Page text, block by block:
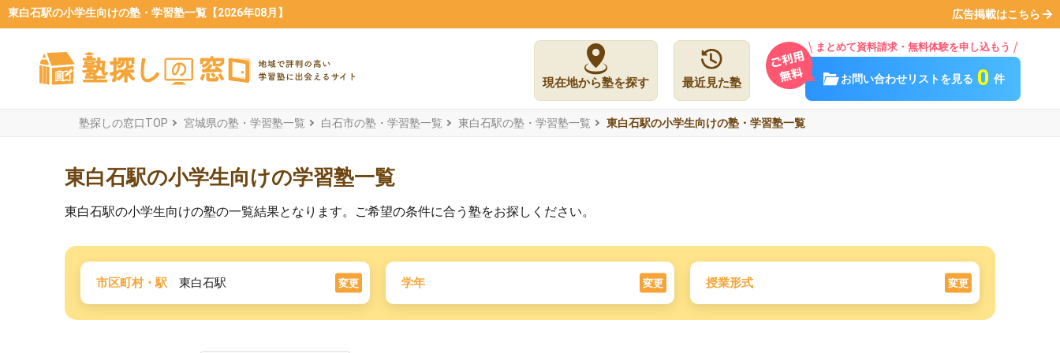
東白石駅の小学生向けの塾・学習塾一覧【2026年08月】 広告掲載はこちら
現在地から塾を探す 最近見た塾
まとめて資料請求・無料体験を申し込もう
お問い合わせリストを見る 0 件
塾探しの窓口TOP 宮城県の塾・学習塾一覧 白石市の塾・学習塾一覧 東白石駅の塾・学習塾一覧 東白石駅の小学生向けの塾・学習塾一覧
東白石駅の小学生向けの学習塾一覧
東白石駅の小学生向けの塾の一覧結果となります。ご希望の条件に合う塾をお探しください。
市区町村・駅 東白石駅 変更 学年 変更 授業形式 変更